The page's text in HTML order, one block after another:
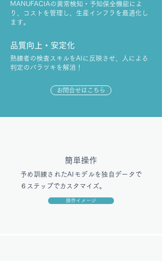
MANUFACIAの異常検知・予知保全機能によ
り、コストを管理し、生産インフラを最適化し
ます。
品質向上・安定化
熟練者の検査スキルをAIに反映させ、人による
判定のバラツキを解消！
お問合せはこちら
簡単操作
予め訓練されたAIモデルを独自データで
６ステップでカスタマイズ。
操作イメージ